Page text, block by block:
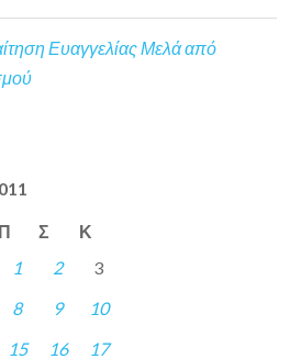
Ευαγγελίας Μελά από
Π Σ Κ
1 2
3
8 9
10
15 16
17